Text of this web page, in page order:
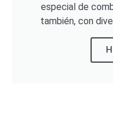
especial de
también, con